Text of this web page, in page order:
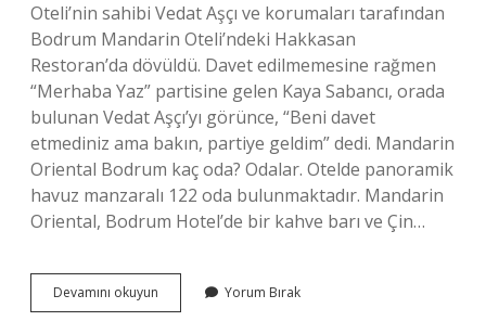
Oteli’nin sahibi Vedat Aşçı ve korumaları tarafından
Bodrum Mandarin Oteli’ndeki Hakkasan
Restoran’da dövüldü. Davet edilmemesine rağmen
“Merhaba Yaz” partisine gelen Kaya Sabancı, orada
bulunan Vedat Aşçı’yı görünce, “Beni davet
etmediniz ama bakın, partiye geldim” dedi. Mandarin
Oriental Bodrum kaç oda? Odalar. Otelde panoramik
havuz manzaralı 122 oda bulunmaktadır. Mandarin
Oriental, Bodrum Hotel’de bir kahve barı ve Çin…
Devamını okuyun Mandarin
Oriental
Yorum Bırak